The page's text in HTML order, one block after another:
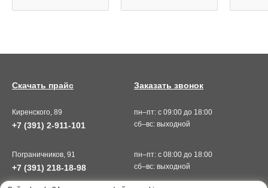
Киренского, 89
+7 (391) 2-911-101
пн–пт: с 09:00 до 18:00
сб–вс: выходной
Пограничников, 91
+7 (391) 218-18-98
пн–пт: с 08:00 до 18:00
сб–вс: выходной
Заказать звонок
Скачать прайс